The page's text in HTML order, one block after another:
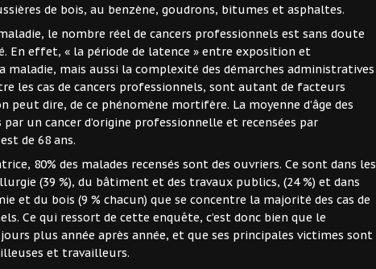
de bois, au benzène, goudrons, bitumes et asphaltes.
maladie, le nombre réel de cancers professionnels est sans doute
En effet, « la période de latence » entre exposition et
maladie, mais aussi la complexité des démarches administratives
les cas de cancers professionnels, sont autant de facteurs
peut dire, de ce phénomène mortifère. La moyenne d’âge des
un cancer d’origine professionnelle et recensées par
de 68 ans.
80% des malades recensés sont des ouvriers. Ce sont dans les
(39 %), du bâtiment et des travaux publics, (24 %) et dans
et du bois (9 % chacun) que se concentre la majorité des cas de
Ce qui ressort de cette enquête, c’est donc bien que le
plus année après année, et que ses principales victimes sont
et travailleurs.